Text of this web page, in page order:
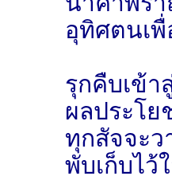
อุทิศตนเ
รุกคืบเข้า
ผลประโ
ทุกสัจจะว
พับเก็บไว้